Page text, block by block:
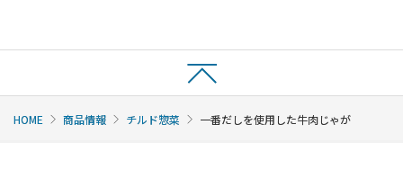
HOME 商品情報 チルド惣菜 一番だしを使用した牛肉じゃが